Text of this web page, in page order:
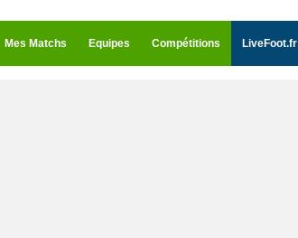
Mes Matchs Equipes Compétitions LiveFoot.fr